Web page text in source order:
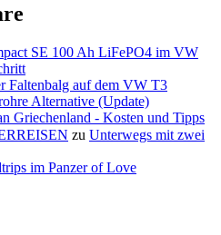
SE 100 Ah LiFePO4 im VW
Faltenbalg auf dem VW T3
Alternative (Update)
Griechenland - Kosten und Tipps
zu Unterwegs mit zwei
im Panzer of Love